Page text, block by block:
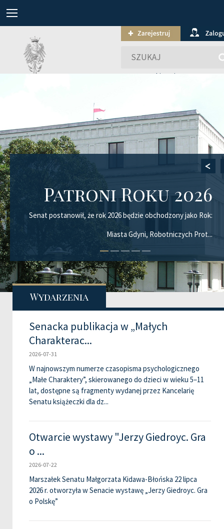
wyszukiwanie
Patroni Roku 2026
Senat postanowił, że rok 2026 będzie obchodzony jako Rok:
Miasta Gdyni, Robotniczych Prot...
Wydarzenia
Senacka publikacja w „Małych
Charakterac...
2026-07-31
W najnowszym numerze czasopisma psychologicznego
„Małe Charaktery”, skierowanego do dzieci w wieku 5–11
lat, dostępne są fragmenty wydanej przez Kancelarię
Senatu książeczki dla dz...
Otwarcie wystawy "Jerzy Giedroyc. Gra
o ...
2026-07-22
Marszałek Senatu Małgorzata Kidawa-Błońska 22 lipca
2026 r. otworzyła w Senacie wystawę „Jerzy Giedroyc. Gra
o Polskę”